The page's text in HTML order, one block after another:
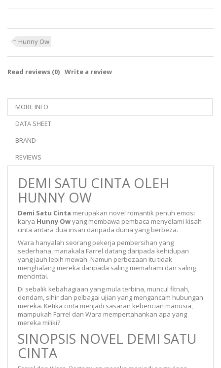
Hunny Ow
Read reviews (0) Write a review
MORE INFO
DATA SHEET
BRAND
REVIEWS
DEMI SATU CINTA OLEH
HUNNY OW
Demi Satu Cinta merupakan novel romantik penuh emosi
karya Hunny Owyang membawa pembaca menyelami kisah
cinta antara dua insan daripada dunia yang berbeza.
Wara hanyalah seorang pekerja pembersihan yang
sederhana, manakala Farrel datang daripada kehidupan
yang jauh lebih mewah. Namun perbezaan itu tidak
menghalang mereka daripada saling memahami dan saling
mencintai.
Di sebalik kebahagiaan yang mula terbina, muncul fitnah,
dendam, sihir dan pelbagai ujian yang mengancam hubungan
mereka. Ketika cinta menjadi sasaran kebencian manusia,
mampukah Farrel dan Wara mempertahankan apa yang
mereka miliki?
SINOPSIS NOVEL DEMI SATU
CINTA